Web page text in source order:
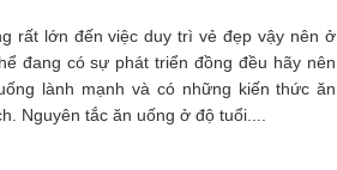
rất lớn đến việc duy trì vẻ đẹp vậy nên ở
đang có sự phát triển đồng đều hãy nên
lành mạnh và có những kiến thức ăn
Nguyên tắc ăn uống ở độ tuổi....